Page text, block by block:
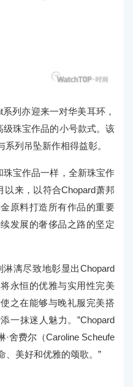
列亦迎来一对华美耳环，
珠宝作品的小号款式。该
列吊坠新作相得益彰。
宝作品一样，全新珠宝作
以来，以符合Chopard萧邦
原料打造所有作品的重要
发展的奢侈品之路的坚定
淋漓尽致地彰显出Chopard
永恒的优雅与实用性完美
之在能够与晚礼服完美搭
一抹迷人魅力。”Chopard
舍费尔（Caroline Scheufe
、美好和优雅的颂歌。”